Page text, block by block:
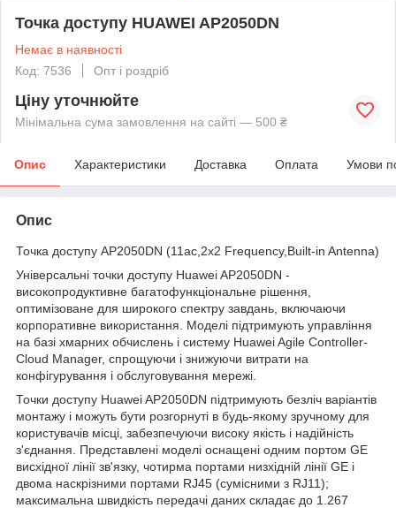
Точка доступу HUAWEI AP2050DN
Немає в наявності
Код: 7536
Опт і роздріб
Ціну уточнюйте
Мінімальна сума замовлення на сайті — 500 ₴
Опис Характеристики Доставка Оплата Умови
Опис
Точка доступу AP2050DN (11ac,2x2 Frequency,Built-in Antenna)
Універсальні точки доступу Huawei AP2050DN -
високопродуктивне багатофункціональне рішення,
оптимізоване для широкого спектру завдань, включаючи
корпоративне використання. Моделі підтримують управління
на базі хмарних обчислень і систему Huawei Agile Controller-
Cloud Manager, спрощуючи і знижуючи витрати на
конфігурування і обслуговування мережі.
Точки доступу Huawei AP2050DN підтримують безліч варіантів
монтажу і можуть бути розгорнуті в будь-якому зручному для
користувачів місці, забезпечуючи високу якість і надійність
з'єднання. Представлені моделі оснащені одним портом GE
висхідної лінії зв'язку, чотирма портами низхідній лінії GE і
двома наскрізними портами RJ45 (сумісними з RJ11);
максимальна швидкість передачі даних складає до 1.267